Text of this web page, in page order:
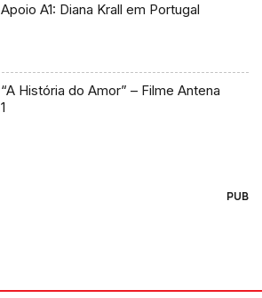
Apoio A1: Diana Krall em Portugal
“A História do Amor” – Filme Antena
1
PUB